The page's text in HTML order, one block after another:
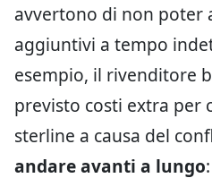
avvertono di non poter
aggiuntivi a tempo
esempio, il rivenditore
previsto costi extra per
sterline a causa del
andare avanti a lungo